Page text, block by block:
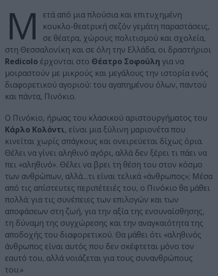
Μ
ετά από μια πλούσια και επιτυχημένη
κουκλο-θεατρική σεζόν γεμάτη παραστάσεις,
σε θέατρα, χώρους πολιτισμού και σχολεία,
στη Θεσσαλονίκη και σε όλη την Ελλάδα, οι δραστήριοι
Redicolo έρχονται στο Θέατρο Σοφούλη για να
μοιραστούν με μικρούς και μεγάλους την ιστορία ενός
διαφορετικού αγοριού: του αγαπημένου όλων, παντού
και πάντα, Πινόκιο.
Ο Πινόκιο, ήρωας του κλασικού αριστουργήματος του
Κάρλο Κολόντι, είναι μια ξύλινη μαριονέτα που
κινείται χωρίς σπάγκους και ονειρεύεται δίχως όρια.
Θέλει να γίνει αληθινό αγόρι, αλλά δεν ξέρει τι πάει να
πει «αληθινό». Θέλει να βρει τη θέση του στον κόσμο
των ανθρώπων, αλλά…τι είναι τελικά «άνθρωπος»; Μέσα
από τις απίστευτες περιπέτειές του, ο Πινόκιο θα μάθει
πολλά: για τις συνέπειες των επιλογών και των
αποφάσεων στη ζωή, για την αξία της ενσυναίσθησης,
τη δύναμη της συγχώρεσης και την αναγκαιότητα της
αποδοχής του διαφορετικού. Θα μάθει ότι «αληθινός
άνθρωπος είναι αυτός που δεν σκέφτεται μόνο τον
εαυτό του, αλλά νοιάζεται για τους συνανθρώπους
του.»